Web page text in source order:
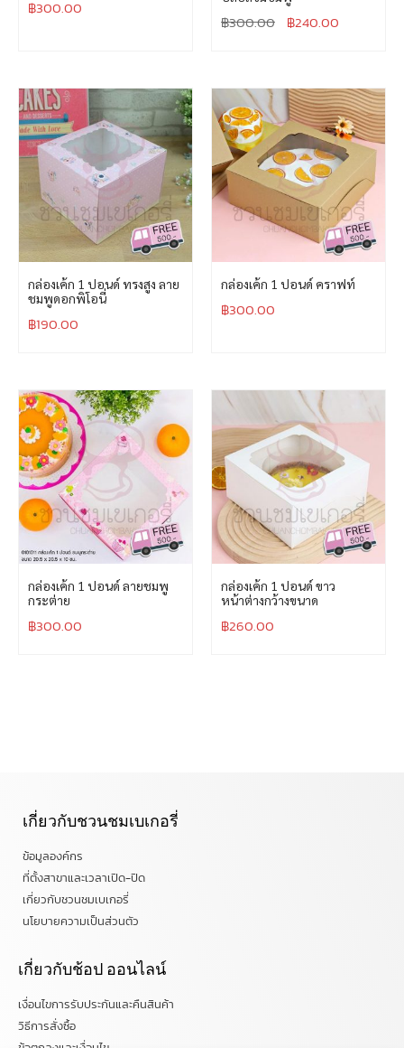
฿300.00
฿300.00 ฿240.00
กล่องเค้ก 1 ปอนด์ ทรงสูง ลาย
ชมพูดอกพิโอนี่
฿190.00
กล่องเค้ก 1 ปอนด์ คราฟท์
฿300.00
กล่องเค้ก 1 ปอนด์ ลายชมพู
กระต่าย
฿300.00
กล่องเค้ก 1 ปอนด์ ขาว
หน้าต่างกว้างขนาด
฿260.00
เกี่ยวกับชวนชมเบเกอรี่
ข้อมูลองค์กร
ที่ตั้งสาขาและเวลาเปิด-ปิด
เกี่ยวกับชวนชมเบเกอรี่
นโยบายความเป็นส่วนตัว
เกี่ยวกับช้อป ออนไลน์
เงื่อนไขการรับประกันและคืนสินค้า
วิธีการสั่งซื้อ